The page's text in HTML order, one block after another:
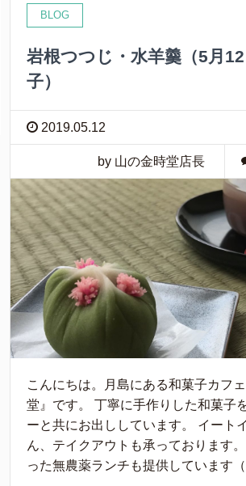
BLOG
岩根つつじ・水羊羹（5月
子）
2019.05.12
by 山の金時堂店長
こんにちは。月島にある和菓子カフ
堂』です。 丁寧に手作りした和菓子
ーと共にお出ししています。 イート
ん、テイクアウトも承っております
った無農薬ランチも提供しています